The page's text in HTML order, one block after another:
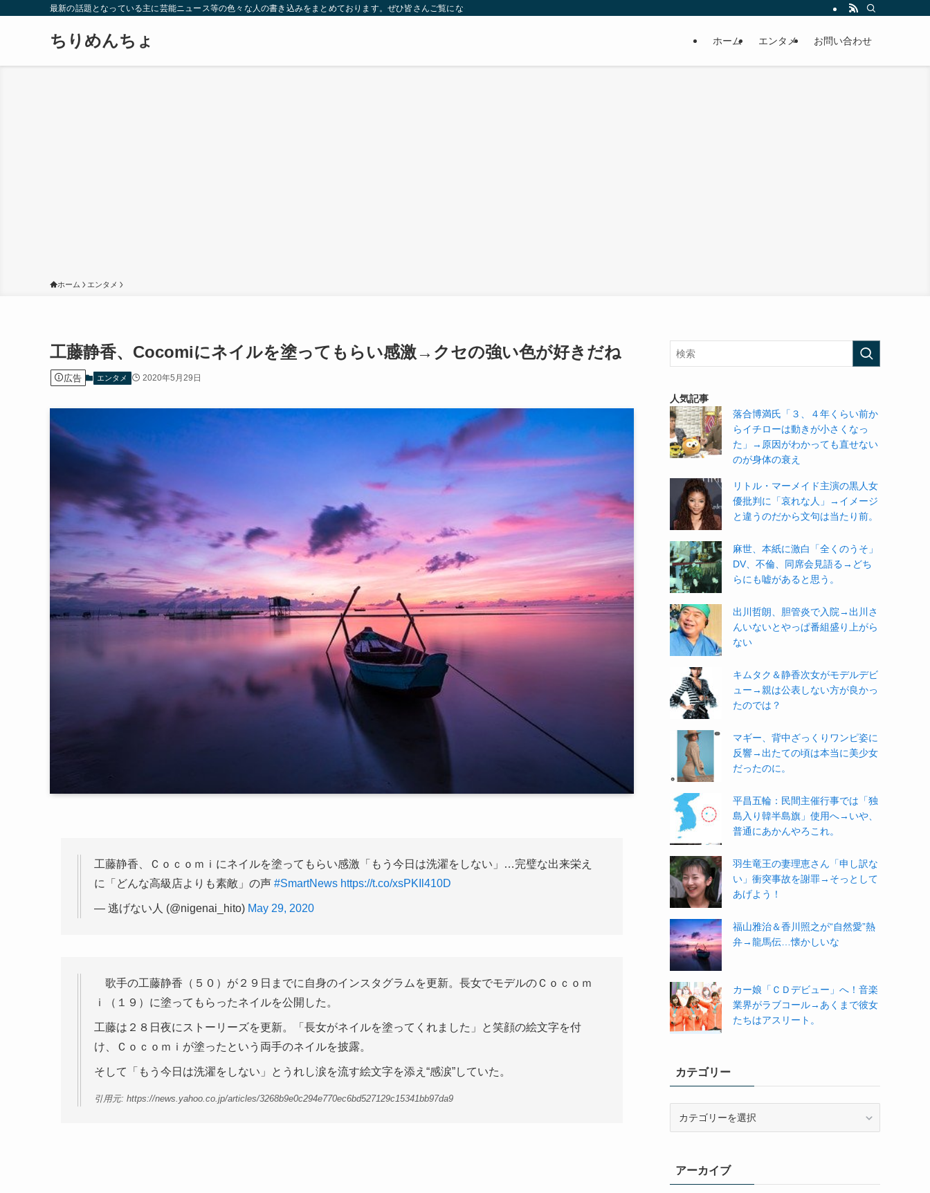
最新の話題となっている主に芸能ニュース等の色々な人の書き込みをまとめております。ぜひ皆さんご覧になっていってください。
ちりめんちょ ホーム エンタメ お問い合わせ
ホーム エンタメ
工藤静香、Cocomiにネイルを塗ってもらい感激→クセの強い色が好きだね
広告 エンタメ 2020年5月29日
工藤静香、Ｃｏｃｏｍｉにネイルを塗ってもらい感激「もう今日は洗濯をしない」…完璧な出来栄え
に「どんな高級店よりも素敵」の声 #SmartNews https://t.co/xsPKIl410D
— 逃げない人 (@nigenai_hito) May 29, 2020
歌手の工藤静香（５０）が２９日までに自身のインスタグラムを更新。長女でモデルのＣｏｃｏｍ
ｉ（１９）に塗ってもらったネイルを公開した。
工藤は２８日夜にストーリーズを更新。「長女がネイルを塗ってくれました」と笑顔の絵文字を付
け、Ｃｏｃｏｍｉが塗ったという両手のネイルを披露。
そして「もう今日は洗濯をしない」とうれし涙を流す絵文字を添え“感涙”していた。
引用元: https://news.yahoo.co.jp/articles/3268b9e0c294e770ec6bd527129c15341bb97da9
人気記事
落合博満氏「３、４年くらい前か
らイチローは動きが小さくなっ
た」→原因がわかっても直せない
のが身体の衰え
リトル・マーメイド主演の黒人女
優批判に「哀れな人」→イメージ
と違うのだから文句は当たり前。
麻世、本紙に激白「全くのうそ」
DV、不倫、同席会見語る→どち
らにも嘘があると思う。
出川哲朗、胆管炎で入院→出川さ
んいないとやっぱ番組盛り上がら
ない
キムタク＆静香次女がモデルデビ
ュー→親は公表しない方が良かっ
たのでは？
マギー、背中ざっくりワンピ姿に
反響→出たての頃は本当に美少女
だったのに。
平昌五輪：民間主催行事では「独
島入り韓半島旗」使用へ→いや、
普通にあかんやろこれ。
羽生竜王の妻理恵さん「申し訳な
い」衝突事故を謝罪→そっとして
あげよう！
福山雅治＆香川照之が“自然愛”熱
弁→龍馬伝…懐かしいな
カー娘「ＣＤデビュー」へ！音楽
業界がラブコール→あくまで彼女
たちはアスリート。
カテゴリー
ーアーカイブ